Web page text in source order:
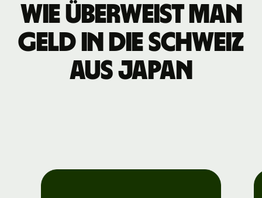
Wie überweist man
Geld in die Schweiz
aus Japan